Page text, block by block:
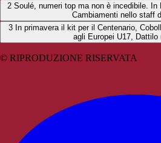
2 Soulé, numeri top ma non è incedibile. In
Cambiamenti nello staff
3 In primavera il kit per il Centenario,
agli Europei U17, Dattilo
© RIPRODUZIONE RISERVATA